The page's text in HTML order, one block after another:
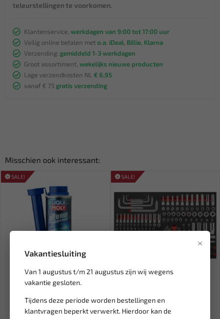
×
Vakantiesluiting
Van 1 augustus t/m 21 augustus zijn wij wegens
vakantie gesloten.
Tijdens deze periode worden bestellingen en
klantvragen beperkt verwerkt. Hierdoor kan de
teleurstellingen te voorkomen.
Klantenservice, werkdagen van 9:00 tot 17:00 uur
Veilig online betalen met o.a. iDeal, Billie, Klarna
Verzending: gemiddeld 1-3 werkdagen
Groot assortiment, wekelijks nieuwe producten
Lage verzendkosten NL € 6,95
vanaf € 75 gratis verzending
Misschien ook interessant:
SALE!
Leverbaar
LIQUI MOLY Hybride Additief
250 ml LM-1001
SALE!
Niet op voorraad
combinatie set (EVA) 175-...